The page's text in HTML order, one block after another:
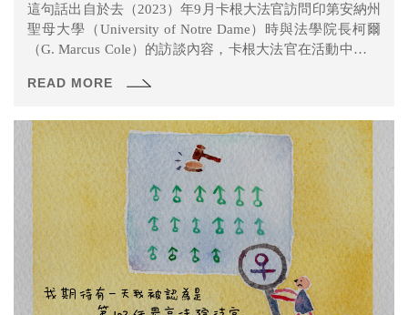
這句話出自於去（2023）年9月卡根大法官訪問印第安納州
聖母大學（University of Notre Dame）時與法學院長柯爾
（G. Marcus Cole）的訪談內容，卡根大法官在活動中跟大
哈佛法學院院長的女性，以及之後再怎麼一路邁向最高法
READ MORE